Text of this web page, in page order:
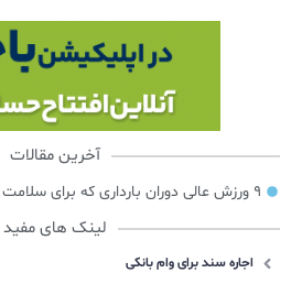
آخرین مقالات
۹ ورزش عالی دوران بارداری که برای سلامت مادر و جنین مفیدند
لینک های مفید
اجاره سند برای وام بانکی